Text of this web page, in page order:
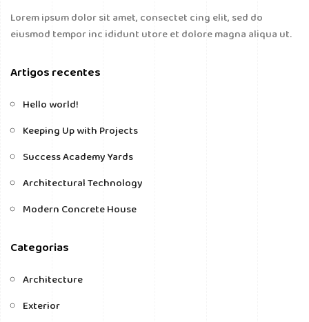
Lorem ipsum dolor sit amet, consectet cing elit, sed do
eiusmod tempor inc ididunt utore et dolore magna aliqua ut.
Artigos recentes
Hello world!
Keeping Up with Projects
Success Academy Yards
Architectural Technology
Modern Concrete House
Categorias
Architecture
Exterior